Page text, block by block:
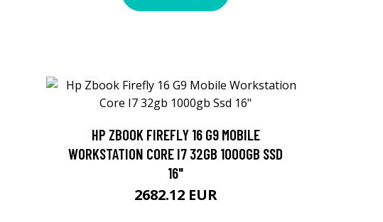
HP ZBOOK FIREFLY 16 G9 MOBILE
WORKSTATION CORE I7 32GB 1000GB SSD
16"
2682.12 EUR